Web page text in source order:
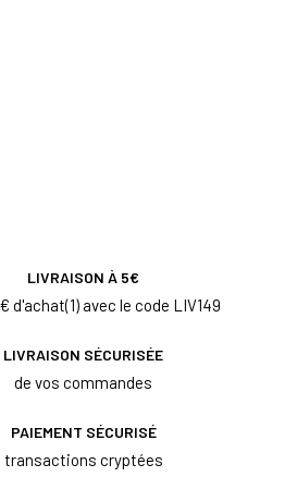
LIVRAISON À 5€
d'achat(1) avec le code LIV149
LIVRAISON SÉCURISÉE
de vos commandes
PAIEMENT SÉCURISÉ
transactions cryptées